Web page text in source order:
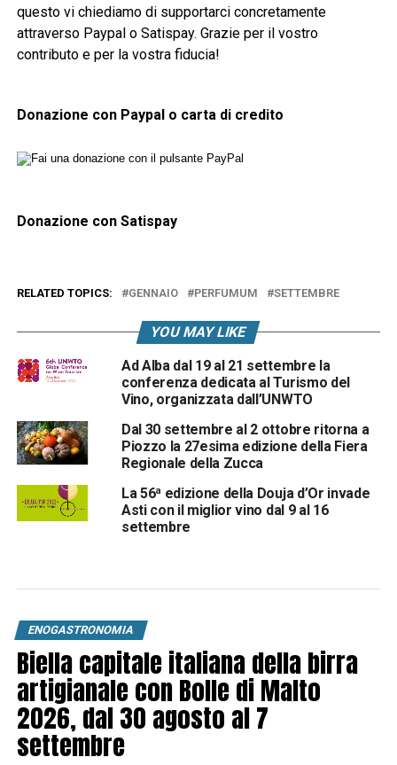
questo vi chiediamo di supportarci concretamente
attraverso Paypal o Satispay. Grazie per il vostro
contributo e per la vostra fiducia!
Donazione con Paypal o carta di credito
Donazione con Satispay
RELATED TOPICS: GENNAIO PERFUMUM SETTEMBRE
YOU MAY LIKE
Ad Alba dal 19 al 21 settembre la
conferenza dedicata al Turismo del
Vino, organizzata dall’UNWTO
Dal 30 settembre al 2 ottobre ritorna a
Piozzo la 27esima edizione della Fiera
Regionale della Zucca
La 56ª edizione della Douja d’Or invade
Asti con il miglior vino dal 9 al 16
settembre
ENOGASTRONOMIA
Biella capitale italiana della birra
artigianale con Bolle di Malto
2026, dal 30 agosto al 7
settembre